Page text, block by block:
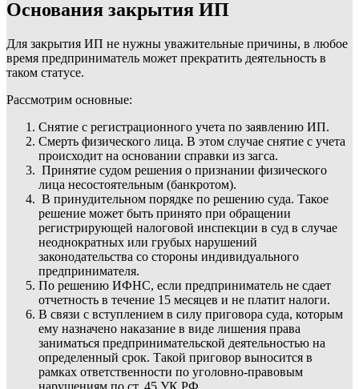
Основания закрытия ИП
Для закрытия ИП не нужны уважительные причины, в любое
время предприниматель может прекратить деятельность в
таком статусе.
Рассмотрим основные:
Снятие с регистрационного учета по заявлению ИП.
Смерть физического лица. В этом случае снятие с учета
происходит на основании справки из загса.
Принятие судом решения о признании физического
лица несостоятельным (банкротом).
В принудительном порядке по решению суда. Такое
решение может быть принято при обращении
регистрирующей налоговой инспекции в суд в случае
неоднократных или грубых нарушений
законодательства со стороны индивидуального
предпринимателя.
По решению ИФНС, если предприниматель не сдает
отчетность в течение 15 месяцев и не платит налоги.
В связи с вступлением в силу приговора суда, которым
ему назначено наказание в виде лишения права
заниматься предпринимательской деятельностью на
определенный срок. Такой приговор выносится в
рамках ответственности по уголовно-правовым
нарушениям по ст. 45 УК РФ.